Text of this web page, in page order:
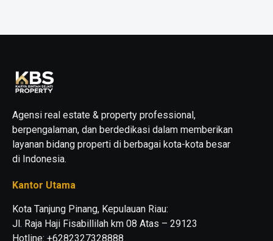
Agensi real estate & property professional,
berpengalaman, dan berdedikasi dalam memberikan
layanan bidang properti di berbagai kota-kota besar
di Indonesia.
Kantor Utama
Kota Tanjung Pinang, Kepulauan Riau:
Jl. Raja Haji Fisabillilah km 08 Atas – 29123
Hotline: +6282327328888